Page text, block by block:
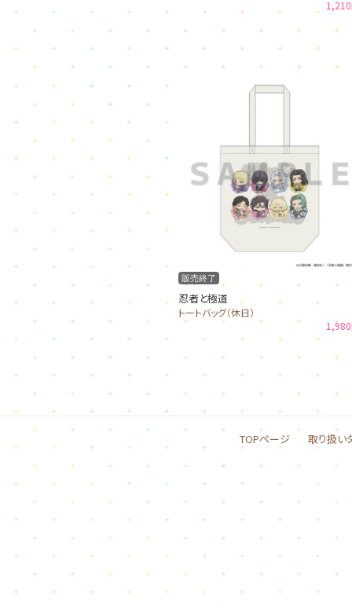
販売終了
忍者と極道
トートバッグ（休日）
TOPページ 取り扱い